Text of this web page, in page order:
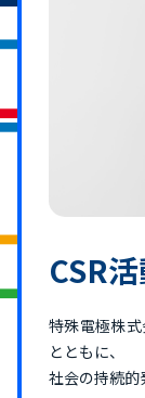
CSR
特殊電極株
とともに、
社会の持続的